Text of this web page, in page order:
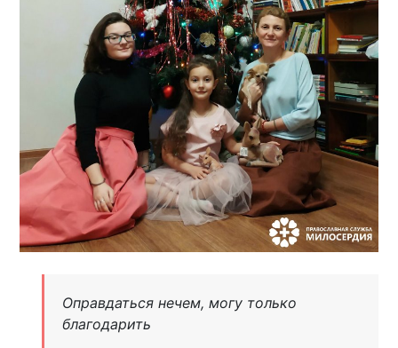
Оправдаться нечем, могу только
благодарить